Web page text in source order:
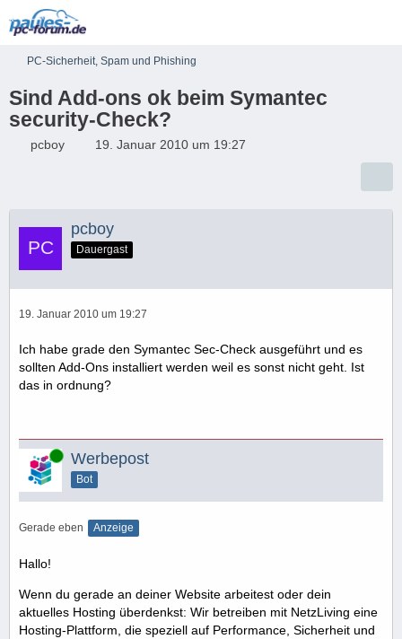
PC-Sicherheit, Spam und Phishing
Sind Add-ons ok beim Symantec
security-Check?
pcboy 19. Januar 2010 um 19:27
pcboy
Dauergast
19. Januar 2010 um 19:27
Ich habe grade den Symantec Sec-Check ausgeführt und es
sollten Add-Ons installiert werden weil es sonst nicht geht. Ist
das in ordnung?
Online Werbepost
Bot
Gerade eben Anzeige
Hallo!
Wenn du gerade an deiner Website arbeitest oder dein
aktuelles Hosting überdenkst: Wir betreiben mit NetzLiving eine
Hosting-Plattform, die speziell auf Performance, Sicherheit und